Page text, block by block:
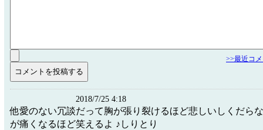
>>最近コ
2018/7/25 4:18
他愛のない冗談だって胸が張り裂けるほど悲しいしくだら
が痛くなるほど笑えるよ ♪しりとり